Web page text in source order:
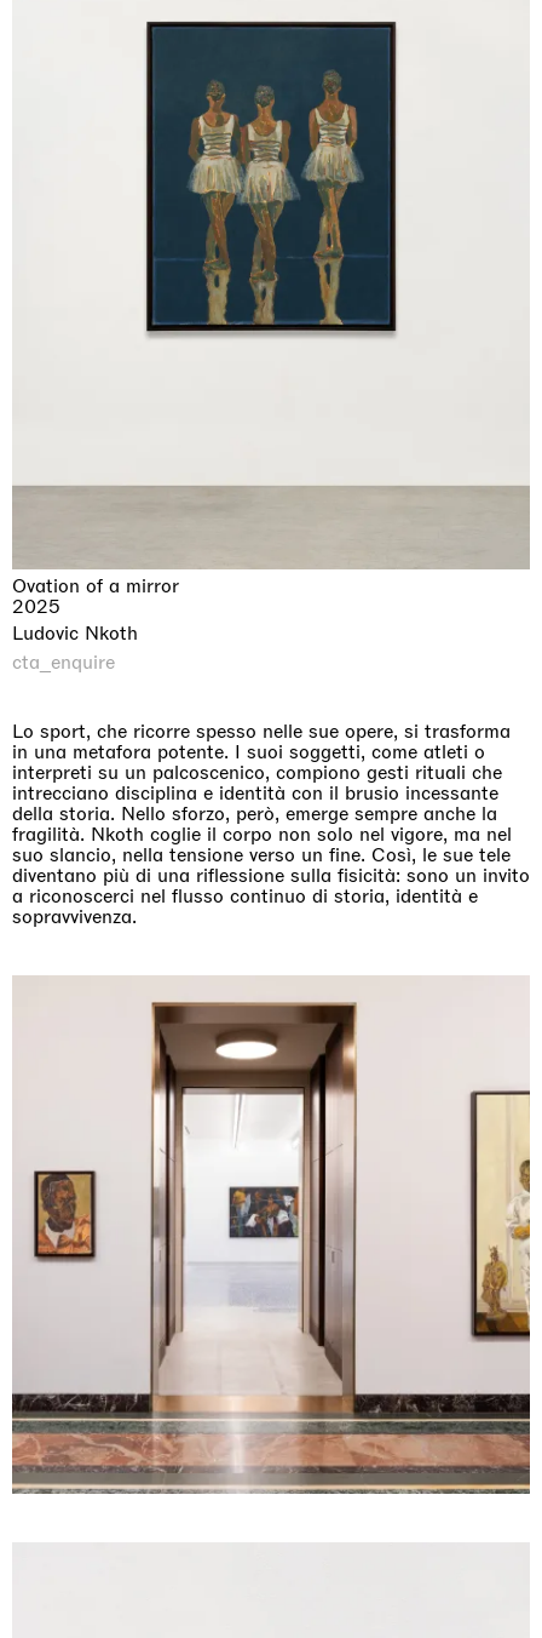
Ovation of a mirror
2025
Ludovic Nkoth
cta_enquire
Lo sport, che ricorre spesso nelle sue opere, si trasforma
in una metafora potente. I suoi soggetti, come atleti o
interpreti su un palcoscenico, compiono gesti rituali che
intrecciano disciplina e identità con il brusio incessante
della storia. Nello sforzo, però, emerge sempre anche la
fragilità. Nkoth coglie il corpo non solo nel vigore, ma nel
suo slancio, nella tensione verso un fine. Così, le sue tele
diventano più di una riflessione sulla fisicità: sono un invito
a riconoscerci nel flusso continuo di storia, identità e
sopravvivenza.